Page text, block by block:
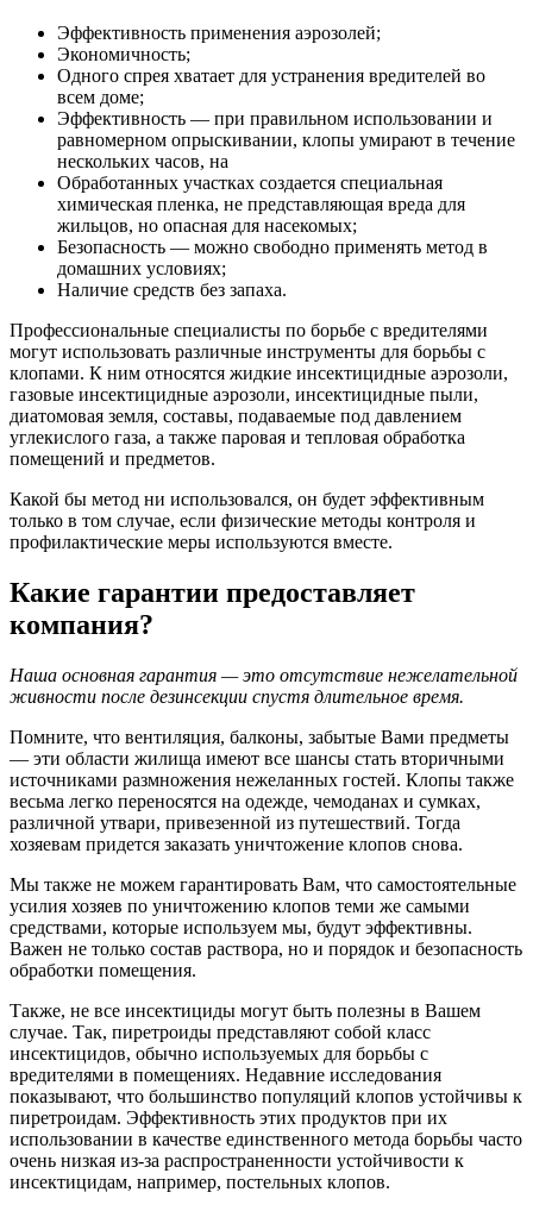
Эффективность применения аэрозолей;
Экономичность;
Одного спрея хватает для устранения вредителей во
всем доме;
Эффективность — при правильном использовании и
равномерном опрыскивании, клопы умирают в течение
нескольких часов, на
Обработанных участках создается специальная
химическая пленка, не представляющая вреда для
жильцов, но опасная для насекомых;
Безопасность — можно свободно применять метод в
домашних условиях;
Наличие средств без запаха.
Профессиональные специалисты по борьбе с вредителями
могут использовать различные инструменты для борьбы с
клопами. К ним относятся жидкие инсектицидные аэрозоли,
газовые инсектицидные аэрозоли, инсектицидные пыли,
диатомовая земля, составы, подаваемые под давлением
углекислого газа, а также паровая и тепловая обработка
помещений и предметов.
Какой бы метод ни использовался, он будет эффективным
только в том случае, если физические методы контроля и
профилактические меры используются вместе.
Какие гарантии предоставляет
компания?
Наша основная гарантия — это отсутствие нежелательной
живности после дезинсекции спустя длительное время.
Помните, что вентиляция, балконы, забытые Вами предметы
— эти области жилища имеют все шансы стать вторичными
источниками размножения нежеланных гостей. Клопы также
весьма легко переносятся на одежде, чемоданах и сумках,
различной утвари, привезенной из путешествий. Тогда
хозяевам придется заказать уничтожение клопов снова.
Мы также не можем гарантировать Вам, что самостоятельные
усилия хозяев по уничтожению клопов теми же самыми
средствами, которые используем мы, будут эффективны.
Важен не только состав раствора, но и порядок и безопасность
обработки помещения.
Также, не все инсектициды могут быть полезны в Вашем
случае. Так, пиретроиды представляют собой класс
инсектицидов, обычно используемых для борьбы с
вредителями в помещениях. Недавние исследования
показывают, что большинство популяций клопов устойчивы к
пиретроидам. Эффективность этих продуктов при их
использовании в качестве единственного метода борьбы часто
очень низкая из-за распространенности устойчивости к
инсектицидам, например, постельных клопов.